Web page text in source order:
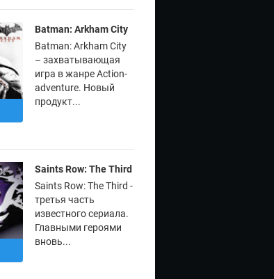
Batman: Arkham City
Batman: Arkham City
– захватывающая
игра в жанре Action-
adventure. Новый
продукт...
Saints Row: The Third
Saints Row: The Third -
третья часть
известного сериала.
Главными героями
вновь...